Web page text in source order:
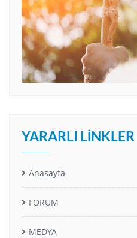
YARARLI LINKLER
Anasayfa
FORUM
MEDYA